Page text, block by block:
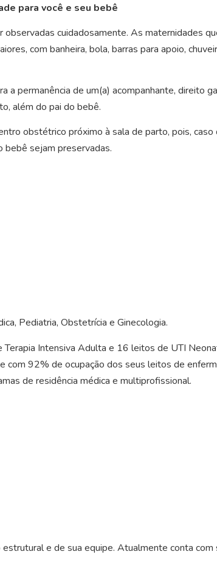
para você e seu bebê
cuidadosamente. As maternidades
com banheira, bola, barras para apoio,
a permanência de um(a) acompanhante, direito
além do pai do bebê.
obstétrico próximo à sala de parto, pois,
bebê sejam preservadas.
Pediatria, Obstetrícia e Ginecologia.
Intensiva Adulta e 16 leitos de UTI
com 92% de ocupação dos seus leitos de
de residência médica e multiprofissional.
estrutural e de sua equipe. Atualmente conta